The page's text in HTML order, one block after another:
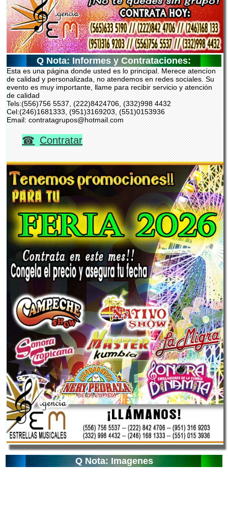
Q Nota: Informes y Contrataciones:
Esta es una página donde usted es lo principal. Merece atencíon
de calidad y personalizada, no atendemos en redes sociales. Su
evento es muy importante, llame para recibir servicio y atención
de calidad
Tels:(556)756 5537, (222)8424706, (332)998 4432
Cel:(246)1681333, (951)3169203, (551)0153936
Email: contratagrupos@hotmail.com
Contratar
Q Nota: Imagenes